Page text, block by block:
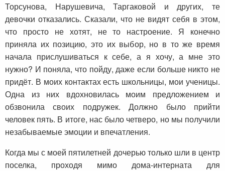
Торсунова, Нарушевича, Таргаковой и других, те
девочки отказались. Сказали, что не видят себя в этом,
что просто не хотят, не то настроение. Я конечно
приняла их позицию, это их выбор, но в то же время
начала прислушиваться к себе, а я хочу, а мне это
нужно? И поняла, что пойду, даже если больше никто не
придёт. В моих контактах есть школьницы, мои ученицы.
Одна из них вдохновилась моим предложением и
обзвонила своих подружек. Должно было прийти
человек пять. В итоге, нас было четверо, но мы получили
незабываемые эмоции и впечатления.
Когда мы с моей пятилетней дочерью только шли в центр
поселка, проходя мимо дома-интерната для